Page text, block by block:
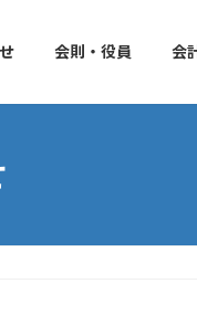
会則・役員 会